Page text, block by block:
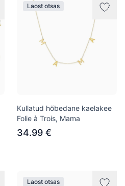
Laost otsas
Kullatud hõbedane kaelakee
Folie à Trois, Mama
34.99 €
Laost otsas